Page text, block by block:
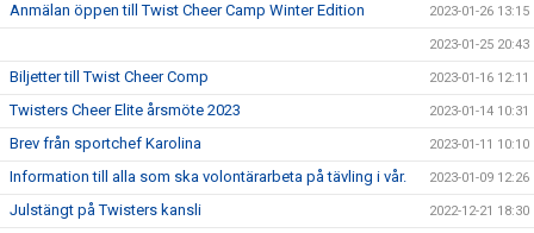
Anmälan öppen till Twist Cheer Camp Winter Edition 2023-01-26 13:15
2023-01-25 20:43
Biljetter till Twist Cheer Comp 2023-01-16 12:11
Twisters Cheer Elite årsmöte 2023 2023-01-14 10:31
Brev från sportchef Karolina 2023-01-11 10:10
Information till alla som ska volontärarbeta på tävling i vår. 2023-01-09 12:26
Julstängt på Twisters kansli 2022-12-21 18:30